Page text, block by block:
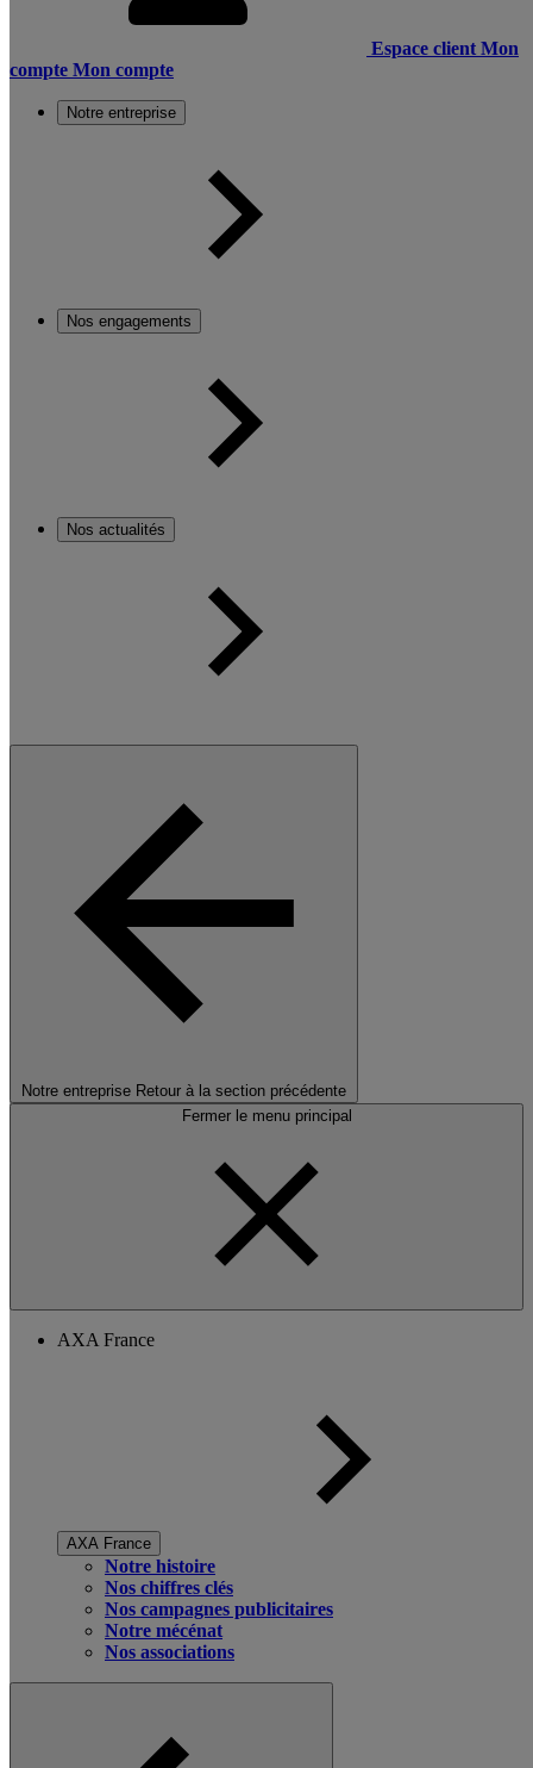
Espace client Mon
compte Mon compte
Notre entreprise
Nos engagements
Nos actualités
Notre entreprise Retour à la section précédente
Fermer le menu principal
AXA France
AXA France
Notre histoire
Nos chiffres clés
Nos campagnes publicitaires
Notre mécénat
Nos associations